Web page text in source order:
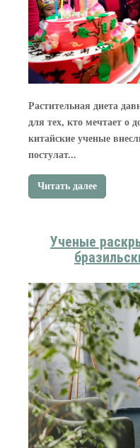
Растительная диета
для тех, кто мечтает о
китайские ученые
постулат...
Читать далее
Ученые